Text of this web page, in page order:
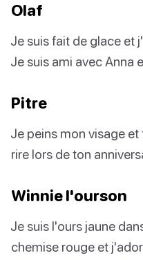
Olaf
Je suis fait de glace et
Je suis ami avec Anna
Pitre
Je peins mon visage
rire lors de ton
Winnie l'ourson
Je suis l'ours jaune
chemise rouge et